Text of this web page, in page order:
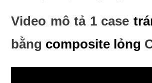
Video mô tả 1 case
bằng composite lỏng